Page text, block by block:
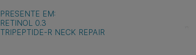
PRESENTE EM:
RETINOL 0.3
TRIPEPTIDE-R NECK REPAIR